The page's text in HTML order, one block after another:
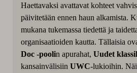
Haettavaksi avattavat kohteet
päivitetään ennen haun alkamista.
mukana tukemassa tiedettä ja
organisaatioiden kautta. Tällaisia
Doc -poolin apurahat, Uudet
kansainvälisiin UWC-lukioihin.